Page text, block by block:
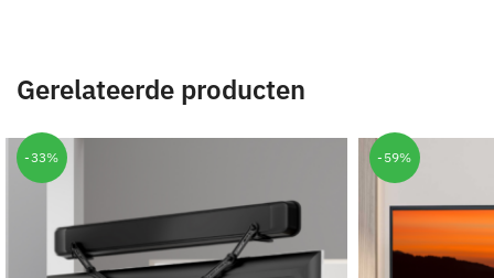
Gerelateerde producten
-33% -59%